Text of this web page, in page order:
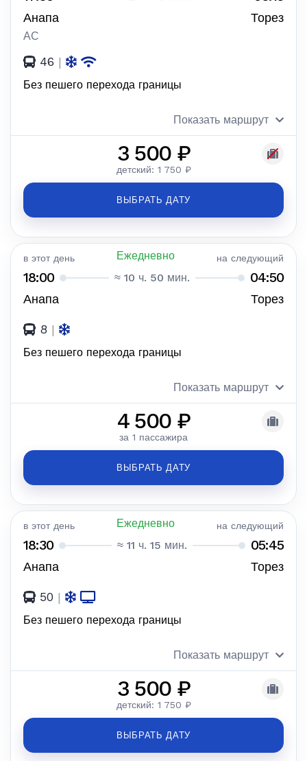
Анапа Торез
АС
46 |
Без пешего перехода границы
Показать маршрут
3 500 ₽
детский: 1 750 ₽
ВЫБРАТЬ ДАТУ
в этот день Ежедневно на следующий
18:00 ≈ 10 ч. 50 мин. 04:50
Анапа Торез
8 |
Без пешего перехода границы
Показать маршрут
4 500 ₽
за 1 пассажира
ВЫБРАТЬ ДАТУ
в этот день Ежедневно на следующий
18:30 ≈ 11 ч. 15 мин. 05:45
Анапа Торез
50 |
Без пешего перехода границы
Показать маршрут
3 500 ₽
детский: 1 750 ₽
ВЫБРАТЬ ДАТУ